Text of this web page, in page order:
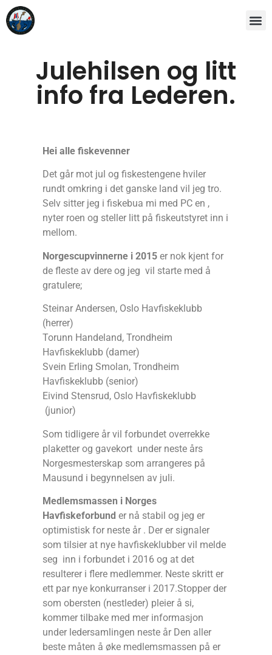
Julehilsen og litt
info fra Lederen.
Hei alle fiskevenner
Det går mot jul og fiskestengene hviler
rundt omkring i det ganske land vil jeg tro.
Selv sitter jeg i fiskebua mi med PC en ,
nyter roen og steller litt på fiskeutstyret inn i
mellom.
Norgescupvinnerne i 2015 er nok kjent for
de fleste av dere og jeg vil starte med å
gratulere;
Steinar Andersen, Oslo Havfiskeklubb
(herrer)
Torunn Handeland, Trondheim
Havfiskeklubb (damer)
Svein Erling Smolan, Trondheim
Havfiskeklubb (senior)
Eivind Stensrud, Oslo Havfiskeklubb
(junior)
Som tidligere år vil forbundet overrekke
plaketter og gavekort under neste års
Norgesmesterskap som arrangeres på
Mausund i begynnelsen av juli.
Medlemsmassen i Norges
Havfiskeforbund er nå stabil og jeg er
optimistisk for neste år . Der er signaler
som tilsier at nye havfiskeklubber vil melde
seg inn i forbundet i 2016 og at det
resulterer i flere medlemmer. Neste skritt er
ett par nye konkurranser i 2017.Stopper der
som obersten (nestleder) pleier å si,
kommer tilbake med mer informasjon
under ledersamlingen neste år Den aller
beste måten å øke medlemsmassen på er